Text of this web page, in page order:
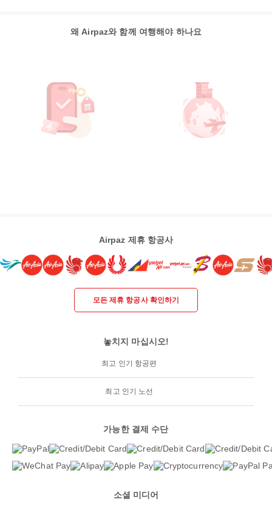
왜 Airpaz와 함께 여행해야 하나요
Airpaz 제휴 항공사
모든 제휴 항공사 확인하기
놓치지 마십시오!
최고 인기 항공편
최고 인기 노선
가능한 결제 수단
소셜 미디어